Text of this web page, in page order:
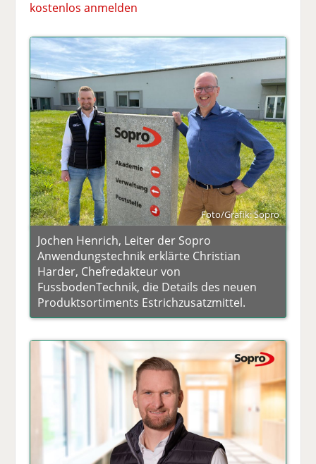
kostenlos anmelden
Foto/Grafik: Sopro
Jochen Henrich, Leiter der Sopro
Anwendungstechnik erklärte Christian
Harder, Chefredakteur von
FussbodenTechnik, die Details des neuen
Produktsortiments Estrichzusatzmittel.